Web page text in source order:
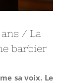
/ La
barbier
sa voix. Le